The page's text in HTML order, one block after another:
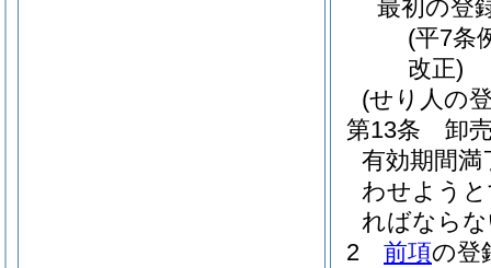
最初の登
(平7条
改正)
(せり人の
第13条
卸
有効期間
わせよう
ればなら
2
前項の登